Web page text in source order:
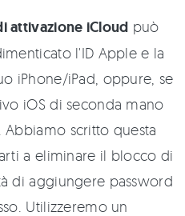
attivazione iCloud può
l'ID Apple e la
iPhone/iPad, oppure, se
iOS di seconda mano
scritto questa
a eliminare il blocco di
di aggiungere password
Utilizzeremo un